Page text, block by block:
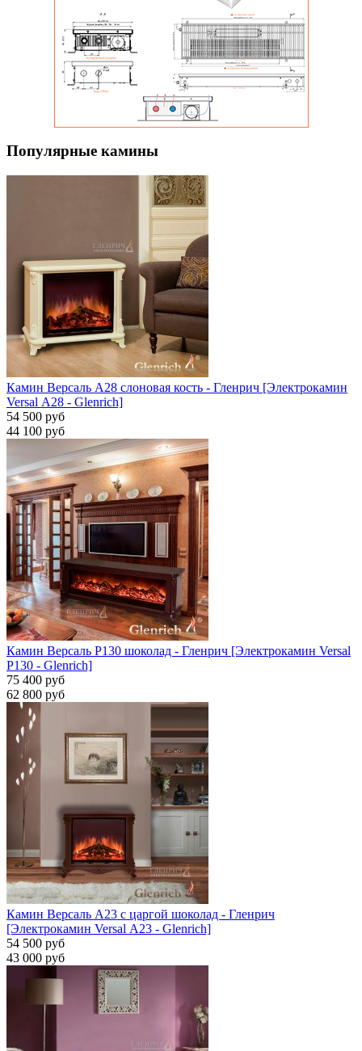
Популярные камины
Камин Версаль A28 слоновая кость - Гленрич [Электрокамин
Versal А28 - Glenrich]
54 500 руб
44 100 руб
Камин Версаль P130 шоколад - Гленрич [Электрокамин Versal
P130 - Glenrich]
75 400 руб
62 800 руб
Камин Версаль A23 с царгой шоколад - Гленрич
[Электрокамин Versal А23 - Glenrich]
54 500 руб
43 000 руб